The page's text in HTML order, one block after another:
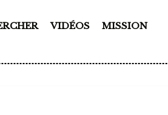
VIDÉOS MISSION